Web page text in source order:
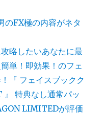
のFX極の内容がネタ
略したいあなたに最
単！即効果！のフェ
『 フェイスブックク
特典なし通常パッ
LIMITEDが評価